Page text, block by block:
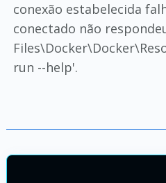
conexão estabelecida
conectado não
run --help'.